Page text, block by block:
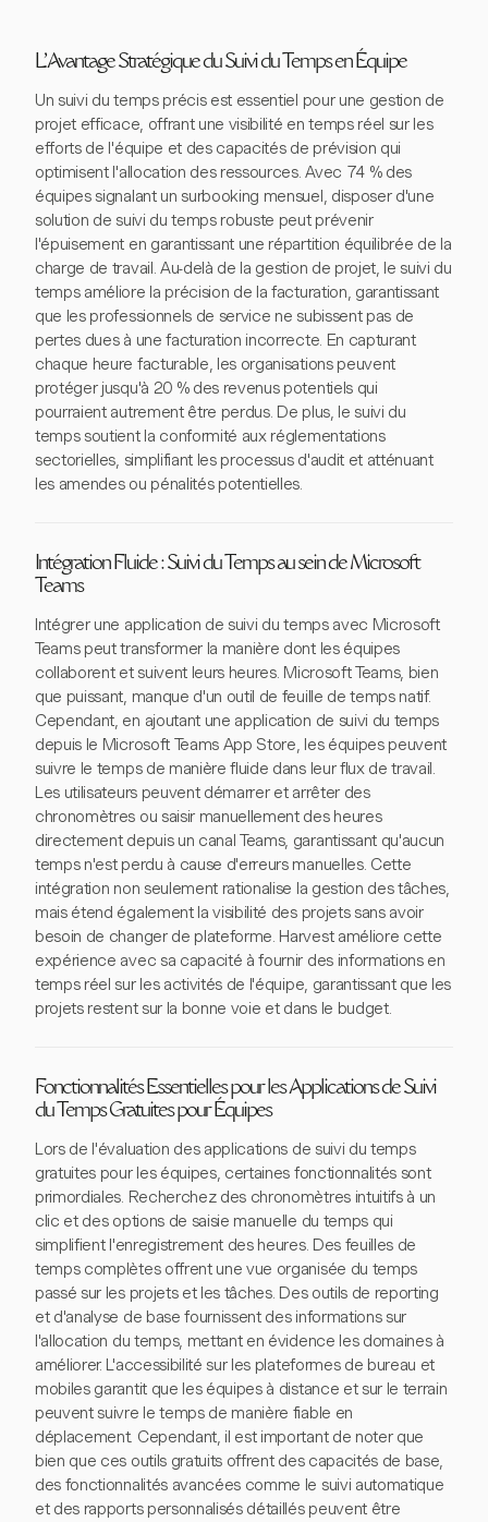
L'Avantage Stratégique du Suivi du Temps en Équipe
Un suivi du temps précis est essentiel pour une gestion de
projet efficace, offrant une visibilité en temps réel sur les
efforts de l'équipe et des capacités de prévision qui
optimisent l'allocation des ressources. Avec 74 % des
équipes signalant un surbooking mensuel, disposer d'une
solution de suivi du temps robuste peut prévenir
l'épuisement en garantissant une répartition équilibrée de la
charge de travail. Au-delà de la gestion de projet, le suivi du
temps améliore la précision de la facturation, garantissant
que les professionnels de service ne subissent pas de
pertes dues à une facturation incorrecte. En capturant
chaque heure facturable, les organisations peuvent
protéger jusqu'à 20 % des revenus potentiels qui
pourraient autrement être perdus. De plus, le suivi du
temps soutient la conformité aux réglementations
sectorielles, simplifiant les processus d'audit et atténuant
les amendes ou pénalités potentielles.
Intégration Fluide : Suivi du Temps au sein de Microsoft
Teams
Intégrer une application de suivi du temps avec Microsoft
Teams peut transformer la manière dont les équipes
collaborent et suivent leurs heures. Microsoft Teams, bien
que puissant, manque d'un outil de feuille de temps natif.
Cependant, en ajoutant une application de suivi du temps
depuis le Microsoft Teams App Store, les équipes peuvent
suivre le temps de manière fluide dans leur flux de travail.
Les utilisateurs peuvent démarrer et arrêter des
chronomètres ou saisir manuellement des heures
directement depuis un canal Teams, garantissant qu'aucun
temps n'est perdu à cause d'erreurs manuelles. Cette
intégration non seulement rationalise la gestion des tâches,
mais étend également la visibilité des projets sans avoir
besoin de changer de plateforme. Harvest améliore cette
expérience avec sa capacité à fournir des informations en
temps réel sur les activités de l'équipe, garantissant que les
projets restent sur la bonne voie et dans le budget.
Fonctionnalités Essentielles pour les Applications de Suivi
du Temps Gratuites pour Équipes
Lors de l'évaluation des applications de suivi du temps
gratuites pour les équipes, certaines fonctionnalités sont
primordiales. Recherchez des chronomètres intuitifs à un
clic et des options de saisie manuelle du temps qui
simplifient l'enregistrement des heures. Des feuilles de
temps complètes offrent une vue organisée du temps
passé sur les projets et les tâches. Des outils de reporting
et d'analyse de base fournissent des informations sur
l'allocation du temps, mettant en évidence les domaines à
améliorer. L'accessibilité sur les plateformes de bureau et
mobiles garantit que les équipes à distance et sur le terrain
peuvent suivre le temps de manière fiable en
déplacement. Cependant, il est important de noter que
bien que ces outils gratuits offrent des capacités de base,
des fonctionnalités avancées comme le suivi automatique
et des rapports personnalisés détaillés peuvent être